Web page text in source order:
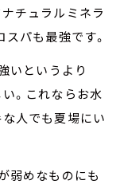
チュラルミネラ
パも最強です。
いというより
。これならお水
人でも夏場にい
弱めなものにも